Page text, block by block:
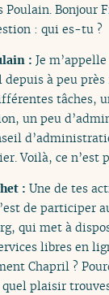
Poulain. Bonjour
: qui es-tu ?
:Je
à peu près
tâches,
un peu
Voilà, ce n’est
:Une de tes
de participer
qui met à
libres en
Chapril ?
plaisir